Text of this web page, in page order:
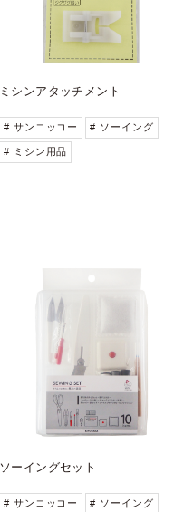
ミシンアタッチメント
# サンコッコー # ソーイング
# ミシン用品
ソーイングセット
# サンコッコー # ソーイング